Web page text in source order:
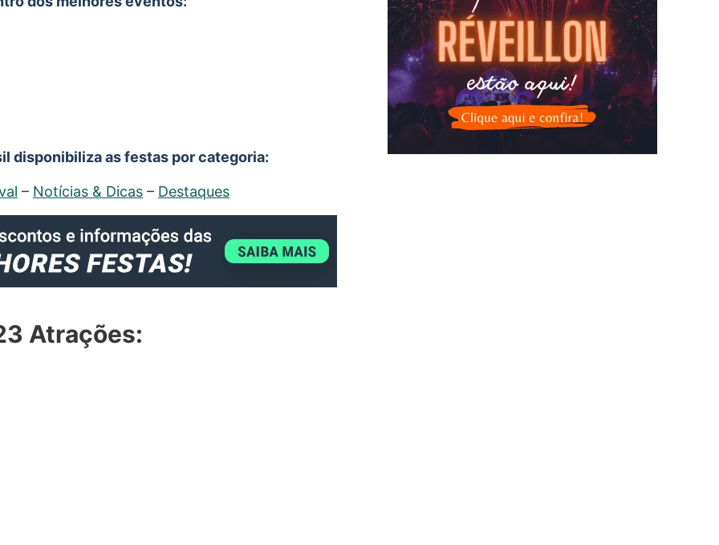
disponibiliza as festas por categoria:
– Notícias & Dicas – Destaques
Atrações: